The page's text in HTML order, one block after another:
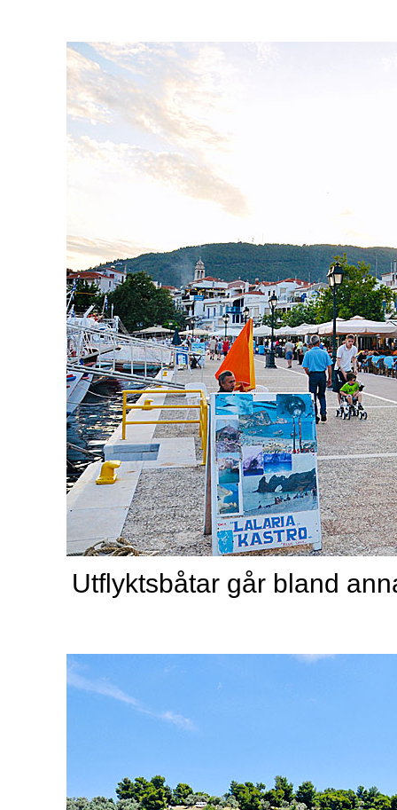
Utflyktsbåtar går bland